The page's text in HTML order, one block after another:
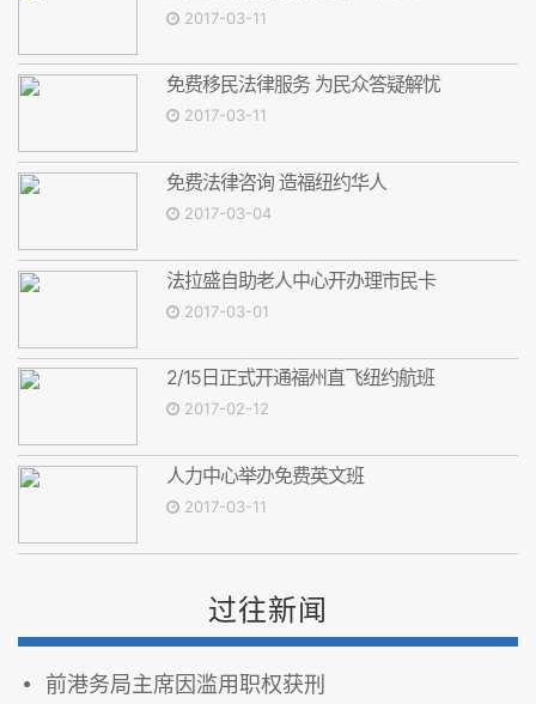
2017-03-11
免费移民法律服务 为民众答疑解忧
2017-03-11
免费法律咨询 造福纽约华人
2017-03-04
法拉盛自助老人中心开办理市民卡
2017-03-01
2/15日正式开通福州直飞纽约航班
2017-02-12
人力中心举办免费英文班
2017-03-11
过往新闻
前港务局主席因滥用职权获刑